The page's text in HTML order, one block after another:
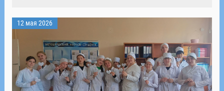
12 мая 2026